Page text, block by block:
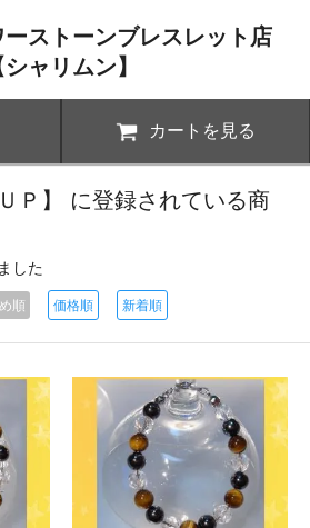
ストーンブレスレット店
シャリムン】
カートを見る
Ｐ】 に登録されている商
した
順 価格順 新着順